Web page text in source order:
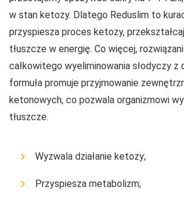
w stan ketozy. Dlatego Reduslim to
przyspiesza proces ketozy,
tłuszcze w energię. Co więcej,
całkowitego wyeliminowania słodyczy z
formuła promuje przyjmowanie
ketonowych, co pozwala organizmowi
tłuszcze.
Wyzwala działanie ketozy;
Przyspiesza metabolizm;